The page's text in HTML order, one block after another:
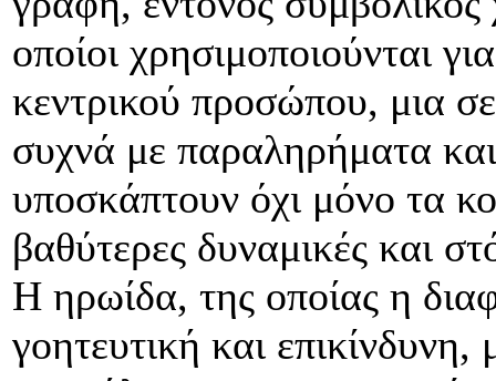
οποίοι χρησιμοποιούνται
κεντρικού προσώπου, μια
συχνά με παραληρήματα και
υποσκάπτουν όχι μόνο τα
βαθύτερες δυναμικές και
Η ηρωίδα, της οποίας η
γοητευτική και